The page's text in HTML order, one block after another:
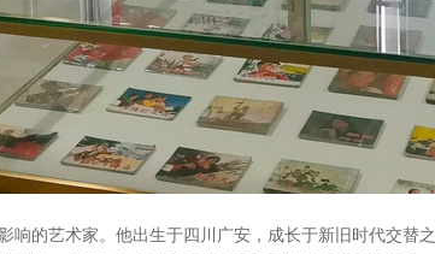
响的艺术家。他出生于四川广安，成长于新旧时代交替之